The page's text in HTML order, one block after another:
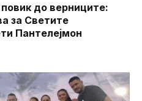
до верниците:
за Светите
Пантелејмон